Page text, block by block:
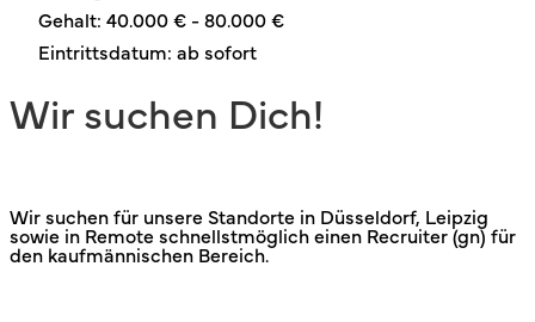
Gehalt: 40.000 € - 80.000 €
Eintrittsdatum: ab sofort
Wir suchen Dich!
Wir suchen für unsere Standorte in Düsseldorf, Leipzig
sowie in Remote schnellstmöglich einen Recruiter (gn) für
den kaufmännischen Bereich.